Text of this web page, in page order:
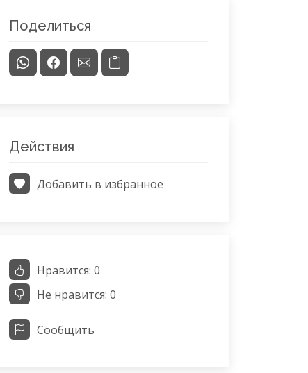
Поделиться
Действия
Добавить в избранное
Нравится: 0
Не нравится: 0
Сообщить